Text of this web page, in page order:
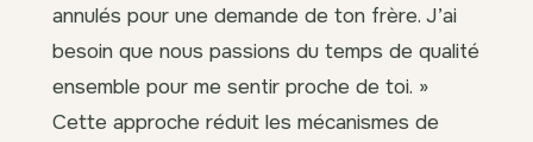
annulés pour une demande de ton frère. J’ai
besoin que nous passions du temps de qualité
ensemble pour me sentir proche de toi. »
Cette approche réduit les mécanismes de